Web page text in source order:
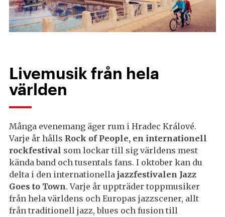
Livemusik från hela
världen
Många evenemang äger rum i Hradec Králové.
Varje år hålls Rock of People, en internationell
rockfestival som lockar till sig världens mest
kända band och tusentals fans. I oktober kan du
delta i den internationella jazzfestivalen Jazz
Goes to Town. Varje år uppträder toppmusiker
från hela världens och Europas jazzscener, allt
från traditionell jazz, blues och fusion till